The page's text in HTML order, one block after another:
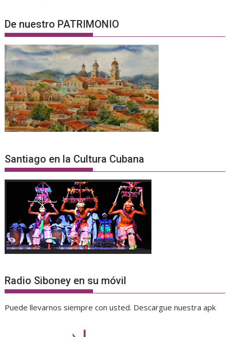
De nuestro PATRIMONIO
Santiago en la Cultura Cubana
Radio Siboney en su móvil
Puede llevarnos siempre con usted. Descargue nuestra apk